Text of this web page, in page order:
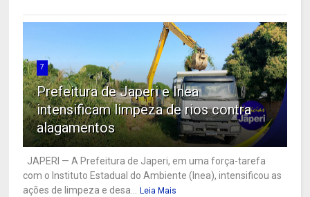
7
Prefeitura de Japeri e Inea
intensificam limpeza de rios contra
alagamentos
JAPERI — A Prefeitura de Japeri, em uma força-tarefa
com o Instituto Estadual do Ambiente (Inea), intensificou as
ações de limpeza e desa... Leia Mais